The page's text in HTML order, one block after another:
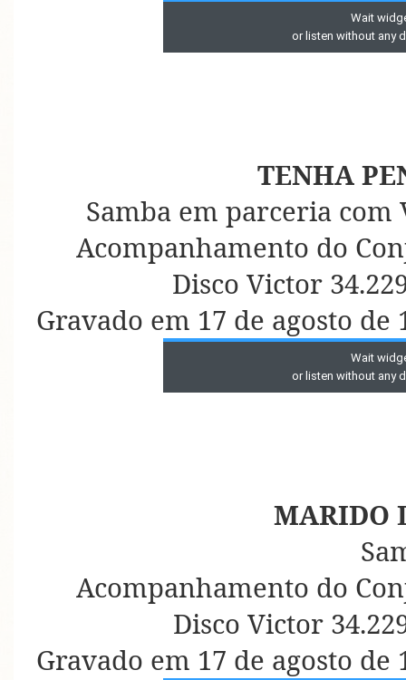
TENHA
Samba em parceria com
Acompanhamento do
Disco Victor
Gravado em 17 de agosto
MARIDO
Acompanhamento do
Disco Victor
Gravado em 17 de agosto